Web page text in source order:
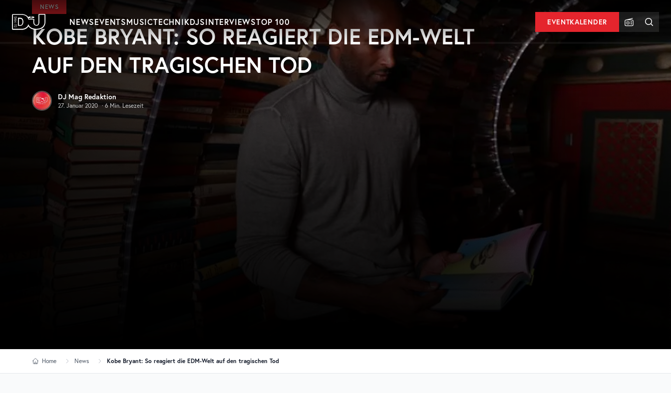
Zum Hauptinhalt springen
DJ Mag Germany
NEWSEVENTSMUSICTECHNIKDJSINTERVIEWSTOP 100 EVENTKALENDER
NEWS
KOBE BRYANT: SO REAGIERT DIE EDM-WELT
AUF DEN TRAGISCHEN TOD
DJ Mag Redaktion
27. Januar 2020 ·6Min. Lesezeit
Home News Kobe Bryant: So reagiert die EDM-Welt auf den tragischen Tod